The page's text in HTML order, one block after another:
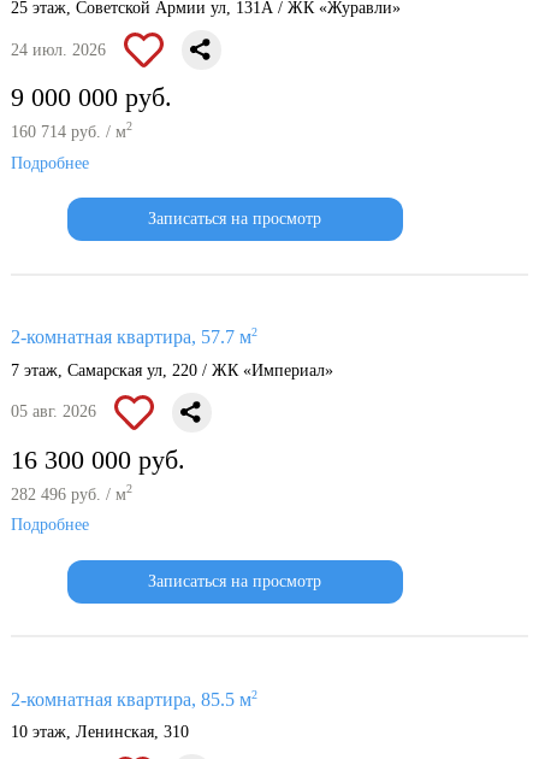
25 этаж, Советской Армии ул, 131А / ЖК «Журавли»
24 июл. 2026
9 000 000 руб.
160 714 руб. / м2
Подробнее
Записаться на просмотр
2-комнатная квартира, 57.7 м2
7 этаж, Самарская ул, 220 / ЖК «Империал»
05 авг. 2026
16 300 000 руб.
282 496 руб. / м2
Подробнее
Записаться на просмотр
2-комнатная квартира, 85.5 м2
10 этаж, Ленинская, 310